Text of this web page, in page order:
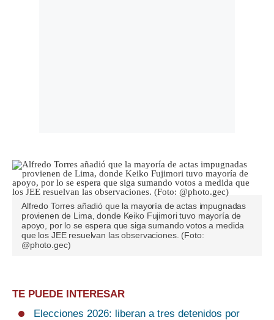
Alfredo Torres añadió que la mayoría de actas impugnadas
provienen de Lima, donde Keiko Fujimori tuvo mayoría de
apoyo, por lo se espera que siga sumando votos a medida
que los JEE resuelvan las observaciones. (Foto:
@photo.gec)
TE PUEDE INTERESAR
Elecciones 2026: liberan a tres detenidos por